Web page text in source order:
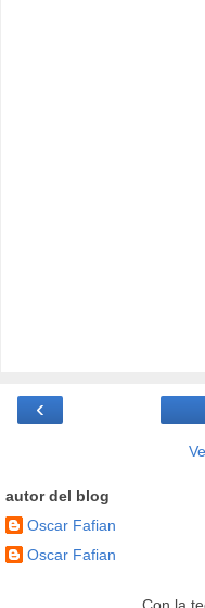
‹
autor del blog
Oscar Fafian
Oscar Fafian
Con la